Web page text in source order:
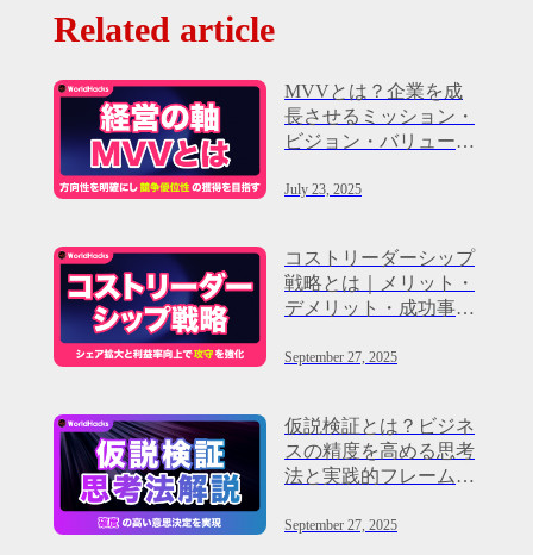
Related article
MVVとは？企業を成
長させるミッション・
ビジョン・バリューの
July 23, 2025
コストリーダーシップ
戦略とは｜メリット・
デメリット・成功事例
September 27, 2025
仮説検証とは？ビジネ
スの精度を高める思考
法と実践的フレームワ
September 27, 2025